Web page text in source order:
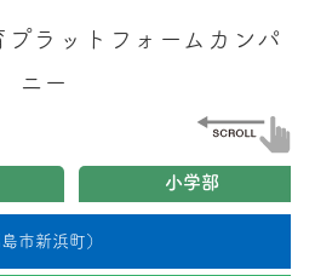
ラットフォームカンパ
ニー
小学部
島市新浜町）